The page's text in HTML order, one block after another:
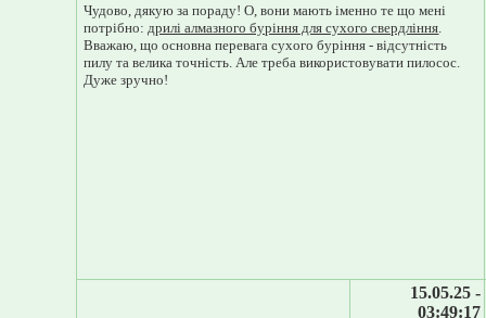
Чудово, дякую за пораду! О, вони мають іменно те що мені
потрібно: дрилі алмазного буріння для сухого свердління
Вважаю, що основна перевага сухого буріння - відсутність
пилу та велика точність. Але треба використовувати пилосос.
Дуже зручно!
15.05.25 -
03:49:17